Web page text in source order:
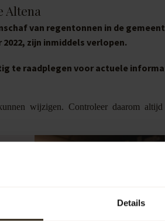
Details
Altena
van regentonnen in de
zijn inmiddels verlopen.
te raadplegen voor actuele
wijzigen. Controleer daarom